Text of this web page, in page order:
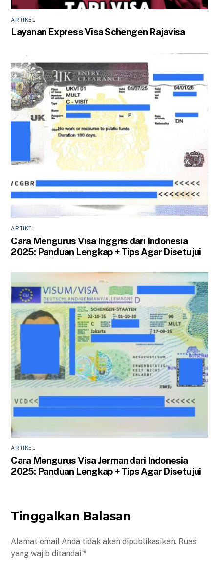
ARTIKEL
Layanan Express Visa Schengen Rajavisa
ARTIKEL
Cara Mengurus Visa Inggris dari Indonesia
2025: Panduan Lengkap + Tips Agar Disetujui
ARTIKEL
Cara Mengurus Visa Jerman dari Indonesia
2025: Panduan Lengkap + Tips Agar Disetujui
Tinggalkan Balasan
Alamat email Anda tidak akan dipublikasikan. Ruas
yang wajib ditandai*